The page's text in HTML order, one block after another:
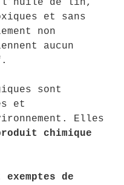
et sans
non
aucun
sont
et
Elles
chimique
exemptes de